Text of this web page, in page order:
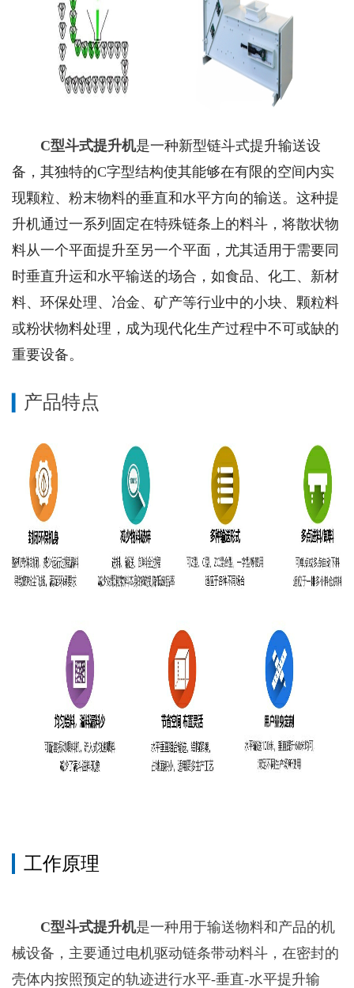
C型斗式提升机是一种新型链斗式提升输送设
备，其独特的C字型结构使其能够在有限的空间内实
现颗粒、粉末物料的垂直和水平方向的输送。这种提
升机通过一系列固定在特殊链条上的料斗，将散状物
料从一个平面提升至另一个平面，尤其适用于需要同
时垂直升运和水平输送的场合，如食品、化工、新材
料、环保处理、冶金、矿产等行业中的小块、颗粒料
或粉状物料处理，成为现代化生产过程中不可或缺的
重要设备。
产品特点
工作原理
C型斗式提升机是一种用于输送物料和产品的机
械设备，主要通过电机驱动链条带动料斗，在密封的
壳体内按照预定的轨迹进行水平-垂直-水平提升输